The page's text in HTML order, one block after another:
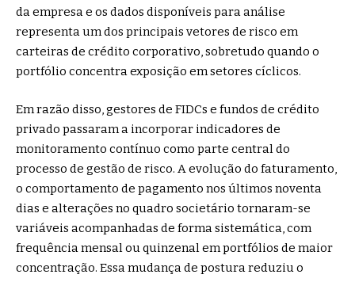
da empresa e os dados disponíveis para análise
representa um dos principais vetores de risco em
carteiras de crédito corporativo, sobretudo quando o
portfólio concentra exposição em setores cíclicos.
Em razão disso, gestores de FIDCs e fundos de crédito
privado passaram a incorporar indicadores de
monitoramento contínuo como parte central do
processo de gestão de risco. A evolução do faturamento,
o comportamento de pagamento nos últimos noventa
dias e alterações no quadro societário tornaram-se
variáveis acompanhadas de forma sistemática, com
frequência mensal ou quinzenal em portfólios de maior
concentração. Essa mudança de postura reduziu o